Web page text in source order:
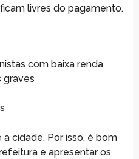
livres do pagamento.
com baixa renda
graves
cidade. Por isso, é bom
e apresentar os